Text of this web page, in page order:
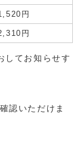
円
円
してお知らせす
認いただけま